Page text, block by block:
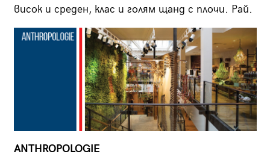
висок и среден, клас и голям щанд с плочи. Рай.
ANTHROPOLOGIE